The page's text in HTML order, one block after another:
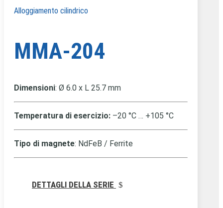
Alloggiamento cilindrico
MMA-204
Dimensioni: Ø 6.0 x L 25.7 mm
Temperatura di esercizio: –20 °C … +105 °C
Tipo di magnete: NdFeB / Ferrite
DETTAGLI DELLA SERIE